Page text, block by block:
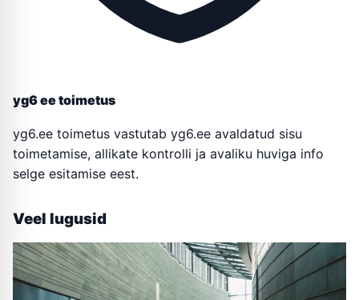
yg6 ee toimetus
yg6.ee toimetus vastutab yg6.ee avaldatud sisu
toimetamise, allikate kontrolli ja avaliku huviga info
selge esitamise eest.
Veel lugusid